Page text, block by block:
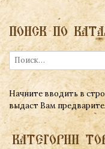
ПОИСК ПО
Начните вводить в
выдаст Вам
КАТЕГОРИИ